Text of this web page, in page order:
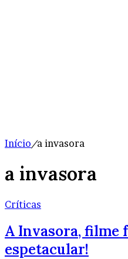
Início/a invasora
a invasora
Críticas
A Invasora, filme
espetacular!